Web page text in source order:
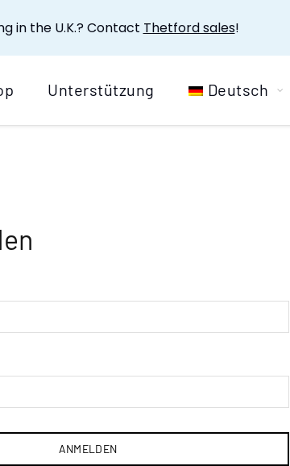
Unterstützung Deutsch
ANMELDEN
in the U.K.? Contact Thetford sales!